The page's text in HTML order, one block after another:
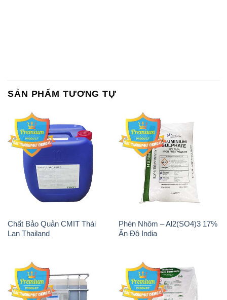
SẢN PHẨM TƯƠNG TỰ
Chất Bảo Quản CMIT Thái
Lan Thailand
Phèn Nhôm – Al2(SO4)3 17%
Ấn Độ India